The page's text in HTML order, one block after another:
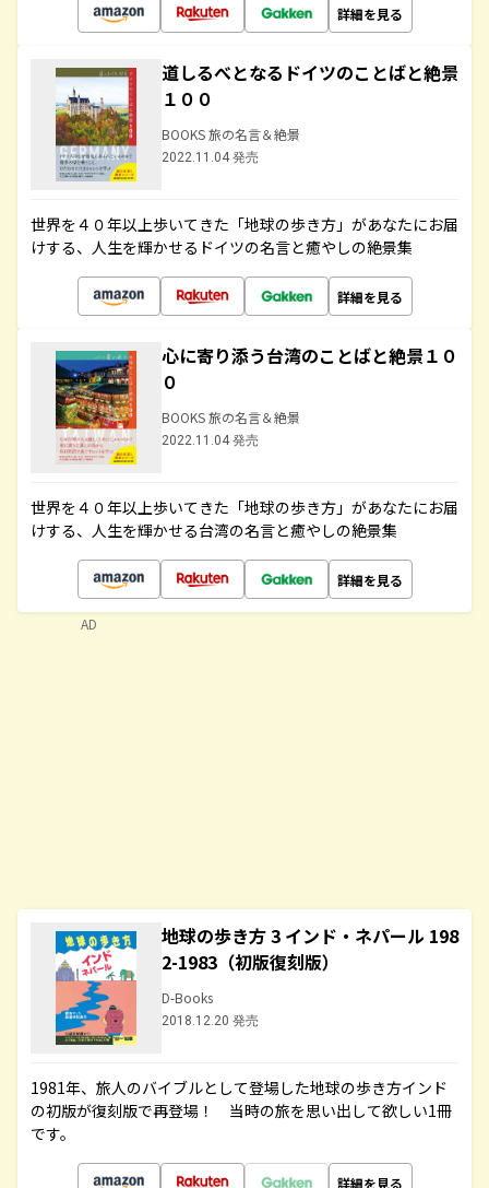
詳細を見る
道しるべとなるドイツのことばと絶景
１００
BOOKS 旅の名言＆絶景
2022.11.04 発売
世界を４０年以上歩いてきた「地球の歩き方」があなたにお届
けする、人生を輝かせるドイツの名言と癒やしの絶景集
詳細を見る
心に寄り添う台湾のことばと絶景１０
０
BOOKS 旅の名言＆絶景
2022.11.04 発売
世界を４０年以上歩いてきた「地球の歩き方」があなたにお届
けする、人生を輝かせる台湾の名言と癒やしの絶景集
詳細を見る
地球の歩き方 3 インド・ネパール 198
2-1983（初版復刻版）
D-Books
2018.12.20 発売
1981年、旅人のバイブルとして登場した地球の歩き方インド
の初版が復刻版で再登場！ 当時の旅を思い出して欲しい1冊
です。
詳細を見る
AD